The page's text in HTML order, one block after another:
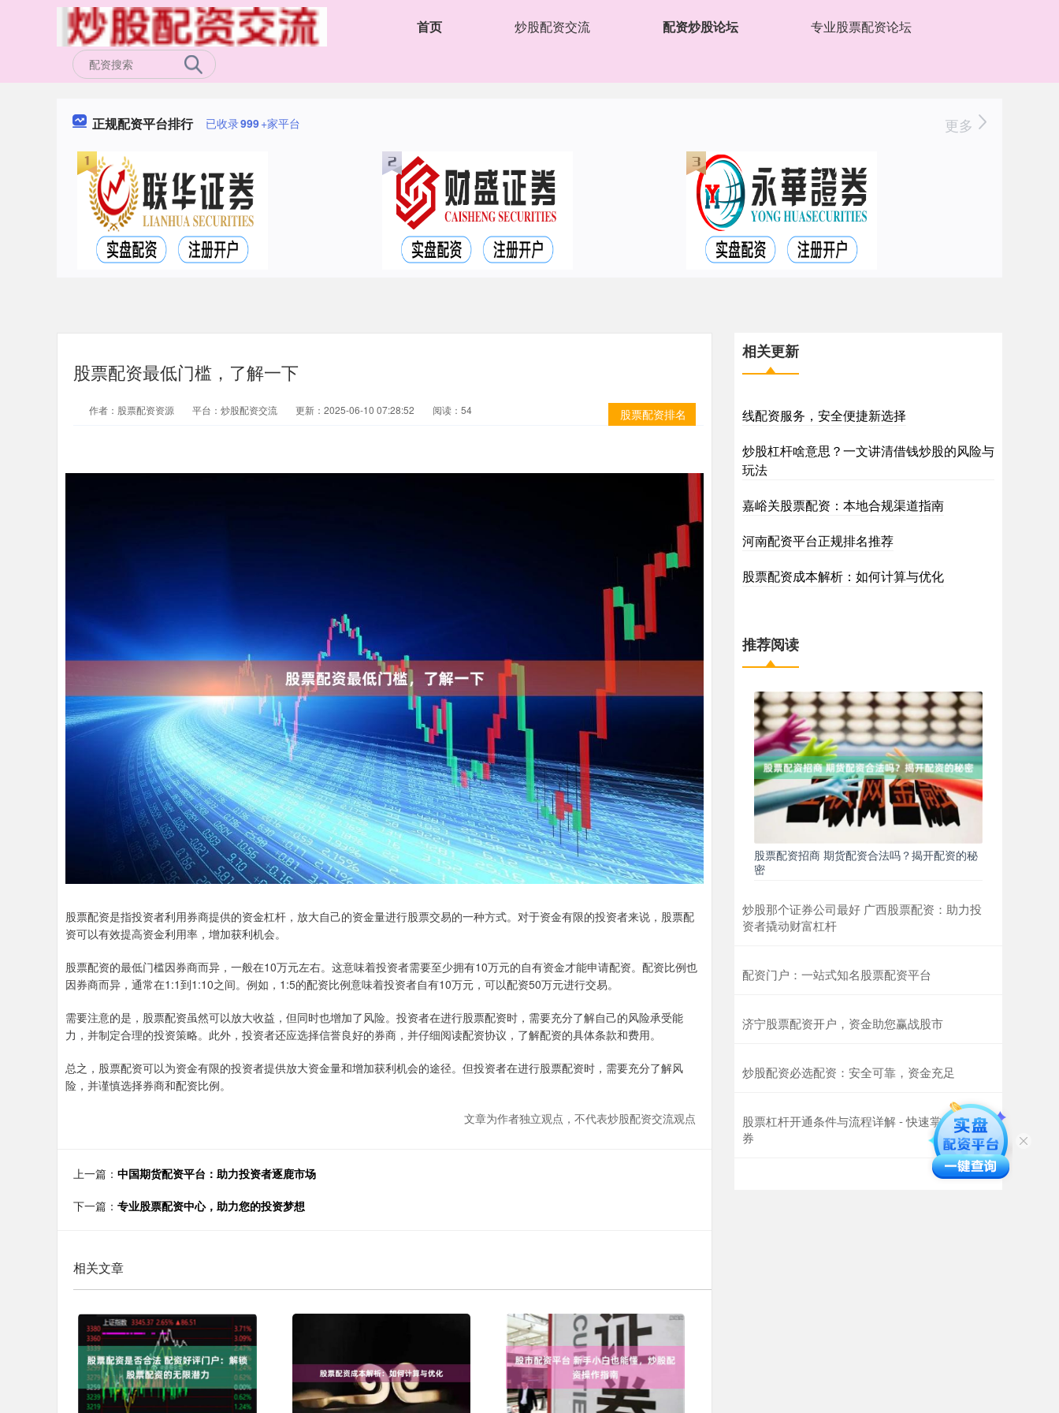
首页 炒股配资交流 配资炒股论坛 专业股票配资论坛
正规配资平台排行 已收录999+家平台 更多
股票配资最低门槛，了解一下
股票配资排名
作者：股票配资资源 平台：炒股配资交流 更新：2025-06-10 07:28:52 阅读：54
股票配资是指投资者利用券商提供的资金杠杆，放大自己的资金量进行股票交易的一种方式。对于资金有限的投资者来说，股票配
资可以有效提高资金利用率，增加获利机会。
股票配资的最低门槛因券商而异，一般在10万元左右。这意味着投资者需要至少拥有10万元的自有资金才能申请配资。配资比例也
因券商而异，通常在1:1到1:10之间。例如，1:5的配资比例意味着投资者自有10万元，可以配资50万元进行交易。
需要注意的是，股票配资虽然可以放大收益，但同时也增加了风险。投资者在进行股票配资时，需要充分了解自己的风险承受能
力，并制定合理的投资策略。此外，投资者还应选择信誉良好的券商，并仔细阅读配资协议，了解配资的具体条款和费用。
总之，股票配资可以为资金有限的投资者提供放大资金量和增加获利机会的途径。但投资者在进行股票配资时，需要充分了解风
险，并谨慎选择券商和配资比例。
文章为作者独立观点，不代表炒股配资交流观点
上一篇： 中国期货配资平台：助力投资者逐鹿市场
下一篇： 专业股票配资中心，助力您的投资梦想
相关文章
相关更新
线配资服务，安全便捷新选择
炒股杠杆啥意思？一文讲清借钱炒股的风险与
玩法
嘉峪关股票配资：本地合规渠道指南
河南配资平台正规排名推荐
股票配资成本解析：如何计算与优化
推荐阅读
股票配资招商 期货配资合法吗？揭开配资的秘
密
炒股那个证券公司最好 广西股票配资：助力投
资者撬动财富杠杆
配资门户：一站式知名股票配资平台
济宁股票配资开户，资金助您赢战股市
炒股配资必选配资：安全可靠，资金充足
股票杠杆开通条件与流程详解 - 快速掌握融资融
券